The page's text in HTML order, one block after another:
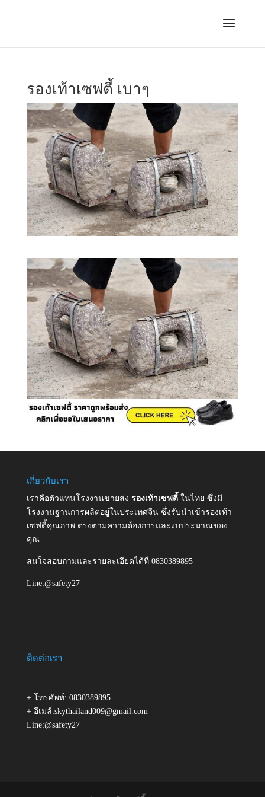
รองเท้าเซฟตี้ เบาๆ
เกี่ยวกับเรา
เราคือตัวแทนโรงงานขายส่ง รองเท้าเซฟตี้ ในไทย ซึ่งมี
โรงงานฐานการผลิตอยู่ในประเทศจีน ซึ่งรับนำเข้ารองเท้า
เซฟตี้คุณภาพ ตรงตามความต้องการและงบประมาณของ
คุณ
สนใจสอบถามและรายละเอียดได้ที่ 0830389895
Line:@safety27
ติดต่อเรา
+ โทรศัพท์: 0830389895
+ อีเมล์:skythailand009@gmail.com
Line:@safety27